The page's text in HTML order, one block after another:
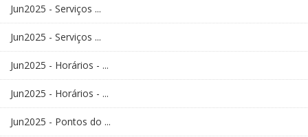
Jun2025 - Serviços ...
Jun2025 - Serviços ...
Jun2025 - Horários - ...
Jun2025 - Horários - ...
Jun2025 - Pontos do ...